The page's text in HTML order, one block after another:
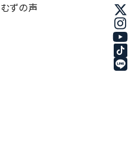
ずの声